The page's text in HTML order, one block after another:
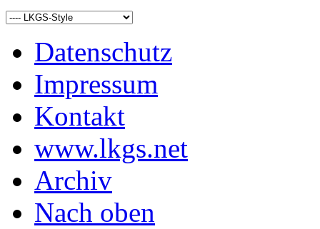
Datenschutz
Impressum
Kontakt
www.lkgs.net
Archiv
Nach oben